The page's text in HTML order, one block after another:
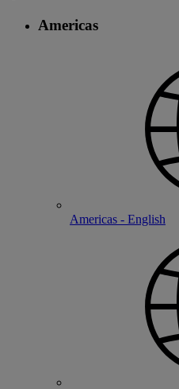
Americas
Americas - English